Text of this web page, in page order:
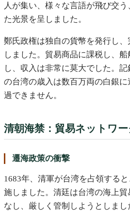
人が集い、様々な言語が飛び交
た光景を呈しました。
鄭氏政権は独自の貨幣を発行し
しました。貿易商品に課税し、
し、収入は非常に莫大でした。
の台湾の歳入は数百万両の白銀
過できません。
清朝海禁：貿易ネットワ
遷海政策の衝撃
1683年、清軍が台湾を占領する
施しました。清廷は台湾の海上
なし、厳しく管制しようとしま